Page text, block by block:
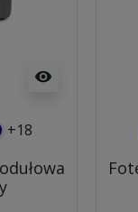
visibility
+18